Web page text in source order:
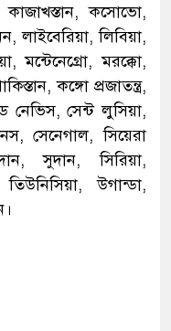
কাজাখস্তান, কসোভো,
লাইবেরিয়া, লিবিয়া,
মন্টেনেগ্রো, মরক্কো,
কঙ্গো প্রজাতন্ত্র,
নেভিস, সেন্ট লুসিয়া,
সেনেগাল, সিয়েরা
সুদান, সিরিয়া,
উগান্ডা,